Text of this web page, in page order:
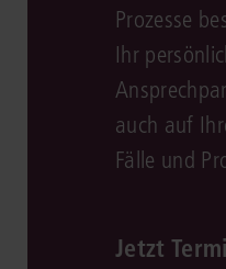
Prozesse
Ihr
auch auf
Fälle und
Jetzt